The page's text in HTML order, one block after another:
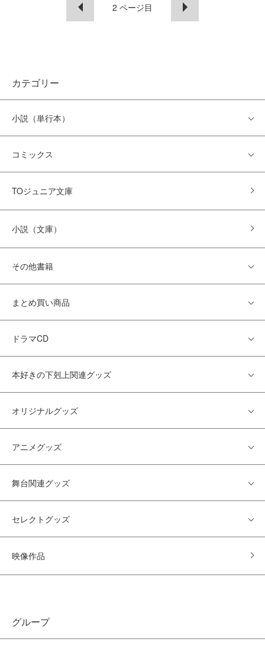
2 ページ目
カテゴリー
小説（単行本）
コミックス
TOジュニア文庫
小説（文庫）
その他書籍
まとめ買い商品
ドラマCD
本好きの下剋上関連グッズ
オリジナルグッズ
アニメグッズ
舞台関連グッズ
セレクトグッズ
映像作品
グループ